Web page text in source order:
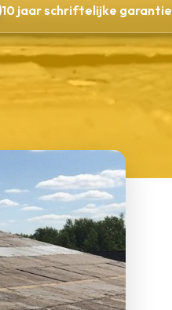
10 jaar schriftelijke garantie